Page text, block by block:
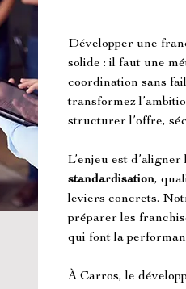
Développer une
solide : il faut une
coordination sans
transformez
structurer l’offre,
L’enjeu est
standardisation,
leviers concrets.
préparer les
qui font la
À Carros, le